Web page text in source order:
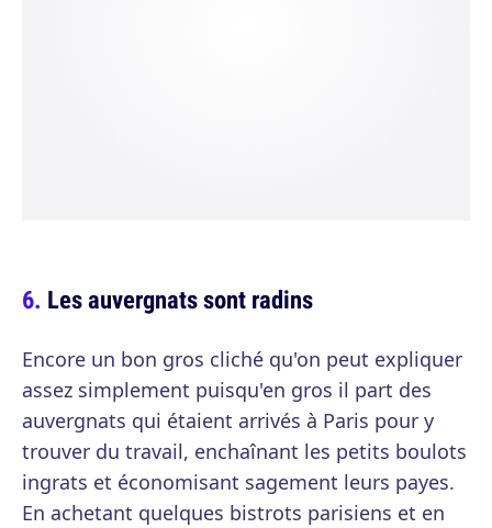
Les auvergnats sont radins
Encore un bon gros cliché qu'on peut expliquer
assez simplement puisqu'en gros il part des
auvergnats qui étaient arrivés à Paris pour y
trouver du travail, enchaînant les petits boulots
ingrats et économisant sagement leurs payes.
En achetant quelques bistrots parisiens et en